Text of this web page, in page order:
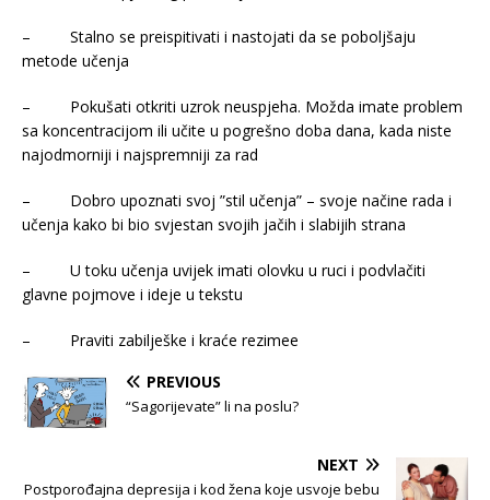
– Stalno se preispitivati i nastojati da se poboljšaju
metode učenja
– Pokušati otkriti uzrok neuspjeha. Možda imate problem
sa koncentracijom ili učite u pogrešno doba dana, kada niste
najodmorniji i najspremniji za rad
– Dobro upoznati svoj ”stil učenja” – svoje načine rada i
učenja kako bi bio svjestan svojih jačih i slabijih strana
– U toku učenja uvijek imati olovku u ruci i podvlačiti
glavne pojmove i ideje u tekstu
– Praviti zabilješke i kraće rezimee
PREVIOUS
“Sagorijevate” li na poslu?
NEXT
Postporođajna depresija i kod žena koje usvoje bebu